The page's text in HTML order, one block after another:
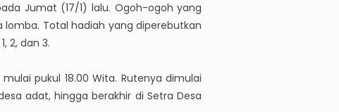
Jumat (17/1) lalu. Ogoh-ogoh yang
Total hadiah yang diperebutkan
2, dan 3.
pukul 18.00 Wita. Rutenya dimulai
adat, hingga berakhir di Setra Desa